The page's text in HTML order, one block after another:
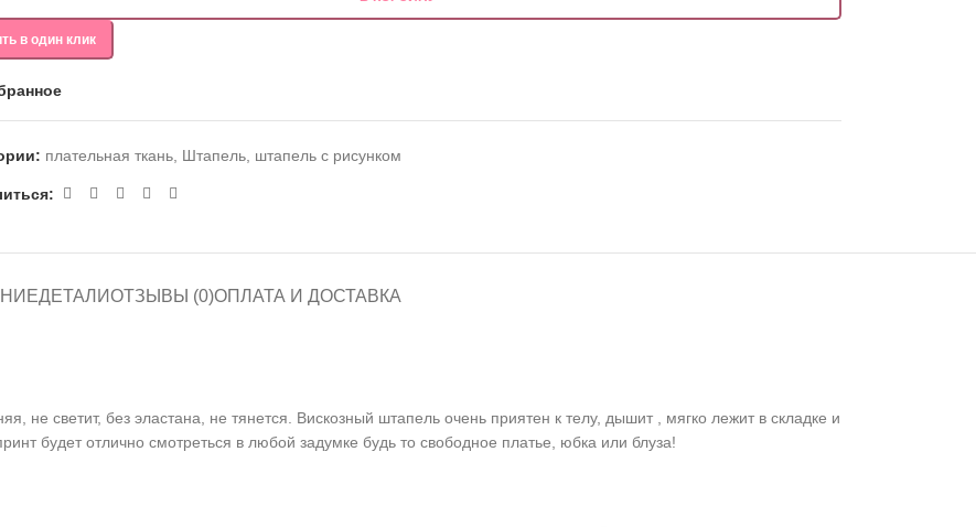
в один клик
плательная ткань Штапель штапель с рисунком
ДЕТАЛИОТЗЫВЫ (0)ОПЛАТА И ДОСТАВКА
не светит, без эластана, не тянется. Вискозный штапель очень приятен к телу, дышит , мягко лежит в складке и
будет отлично смотреться в любой задумке будь то свободное платье, юбка или блуза!